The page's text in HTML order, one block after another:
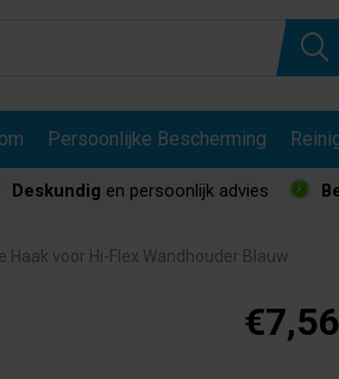
Persoonlijke Bescherming
Deskundig en persoonlijk advies
Haak voor Hi-Flex Wandhouder Blauw
€7,56